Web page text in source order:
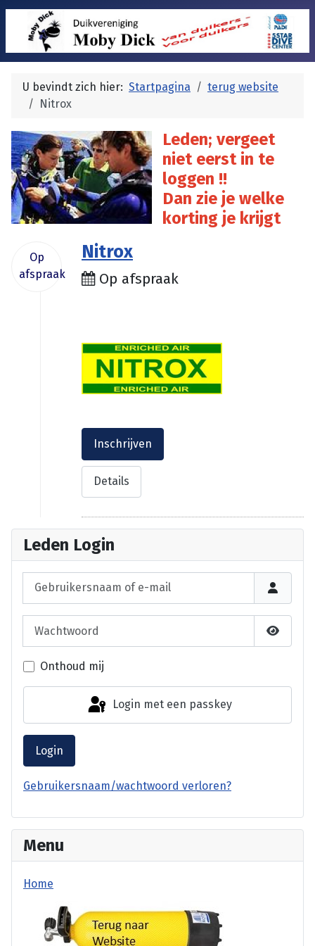
U bevindt zich hier: Startpagina
terug website
Nitrox
Leden; vergeet
niet eerst in te
loggen !!
Dan zie je welke
korting je krijgt
Op
afspraak
Nitrox
Op afspraak
Inschrijven
Details
Leden Login
Gebruikersnaam of e-mail
Wachtwoord
Laat
Onthoud mij
Login met een passkey
Login
Gebruikersnaam/wachtwoord verloren?
Menu
Home